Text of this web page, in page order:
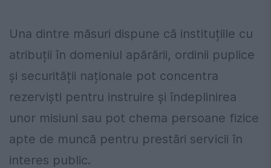
Una dintre măsuri dispune că instituțiile cu
atribuții în domeniul apărării, ordinii puplice
și securității naționale pot concentra
rezerviști pentru instruire și îndeplinirea
unor misiuni sau pot chema persoane fizice
apte de muncă pentru prestări servicii în
interes public.